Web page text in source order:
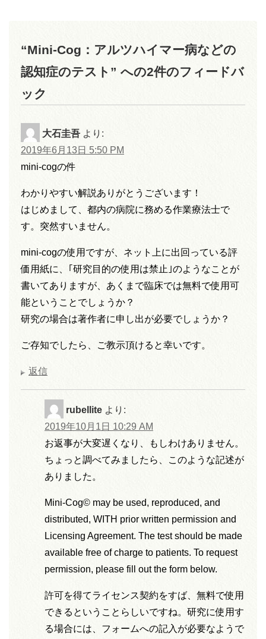
“Mini-Cog：アルツハイマー病などの
認知症のテスト” への2件のフィードバ
ック
大石圭吾 より:
2019年6月13日 5:50 PM
mini-cogの件
わかりやすい解説ありがとうございます！
はじめまして、都内の病院に務める作業療法士で
す。突然すいません。
mini-cogの使用ですが、ネット上に出回っている評
価用紙に、｢研究目的の使用は禁止｣のようなことが
書いてありますが、あくまで臨床では無料で使用可
能ということでしょうか？
研究の場合は著作者に申し出が必要でしょうか？
ご存知でしたら、ご教示頂けると幸いです。
返信
rubellite より:
2019年10月1日 10:29 AM
お返事が大変遅くなり、もしわけありません。
ちょっと調べてみましたら、このような記述が
ありました。
Mini-Cog© may be used, reproduced, and
distributed, WITH prior written permission and
Licensing Agreement. The test should be made
available free of charge to patients. To request
permission, please fill out the form below.
許可を得てライセンス契約をすば、無料で使用
できるということらしいですね。研究に使用す
る場合には、フォームへの記入が必要なようで